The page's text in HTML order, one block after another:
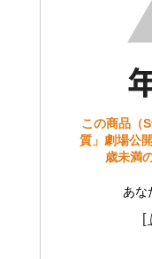
この商品（
質」劇場公
歳未満
あな
[